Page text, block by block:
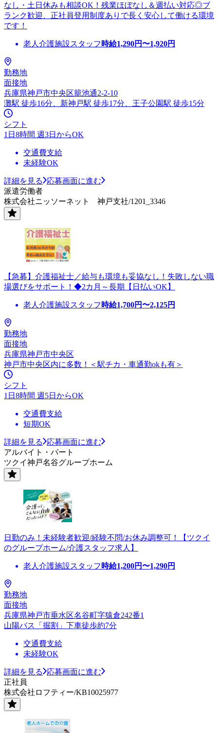
なし・土日休みも相談OK！残業ほぼなし＆週払い対応◎ブ
ランク歓迎、正社員登用制度ありで長く安心して働ける環境
です！
老人介護施設スタッフ 時給1,290円〜1,920円
勤務地
面接地
兵庫県神戸市中央区籠池通2-2-10
灘駅 徒歩16分、新神戸駅 徒歩17分、王子公園駅 徒歩15分
シフト
1日8時間 週3日からOK
交通費支給
未経験OK
詳細を見る
応募画面に進む
派遣労働者
株式会社ニッソーネット 神戸支社/1201_3346
【急募】介護福祉士／給与も環境も妥協なし！失敗しない職
場選びをサポート！◆2カ月～長期【日払いOK】
老人介護施設スタッフ 時給1,700円〜2,125円
勤務地
面接地
兵庫県神戸市中央区
神戸市中央区内に多数！＜駅チカ・車通勤okも有＞
シフト
1日8時間 週5日からOK
交通費支給
短期OK
詳細を見る
応募画面に進む
アルバイト・パート
ツクイ神戸名谷グループホーム
日勤のみ！未経験者歓迎/経験不問/お休み調整可！【ツクイ
のグループホーム/介護スタッフ求人】
老人介護施設スタッフ 時給1,200円〜1,290円
勤務地
面接地
兵庫県神戸市垂水区名谷町字猿倉242番1
山陽バス「掘割」下車徒歩約7分
交通費支給
未経験OK
詳細を見る
応募画面に進む
正社員
株式会社ロフティー/KB10025977